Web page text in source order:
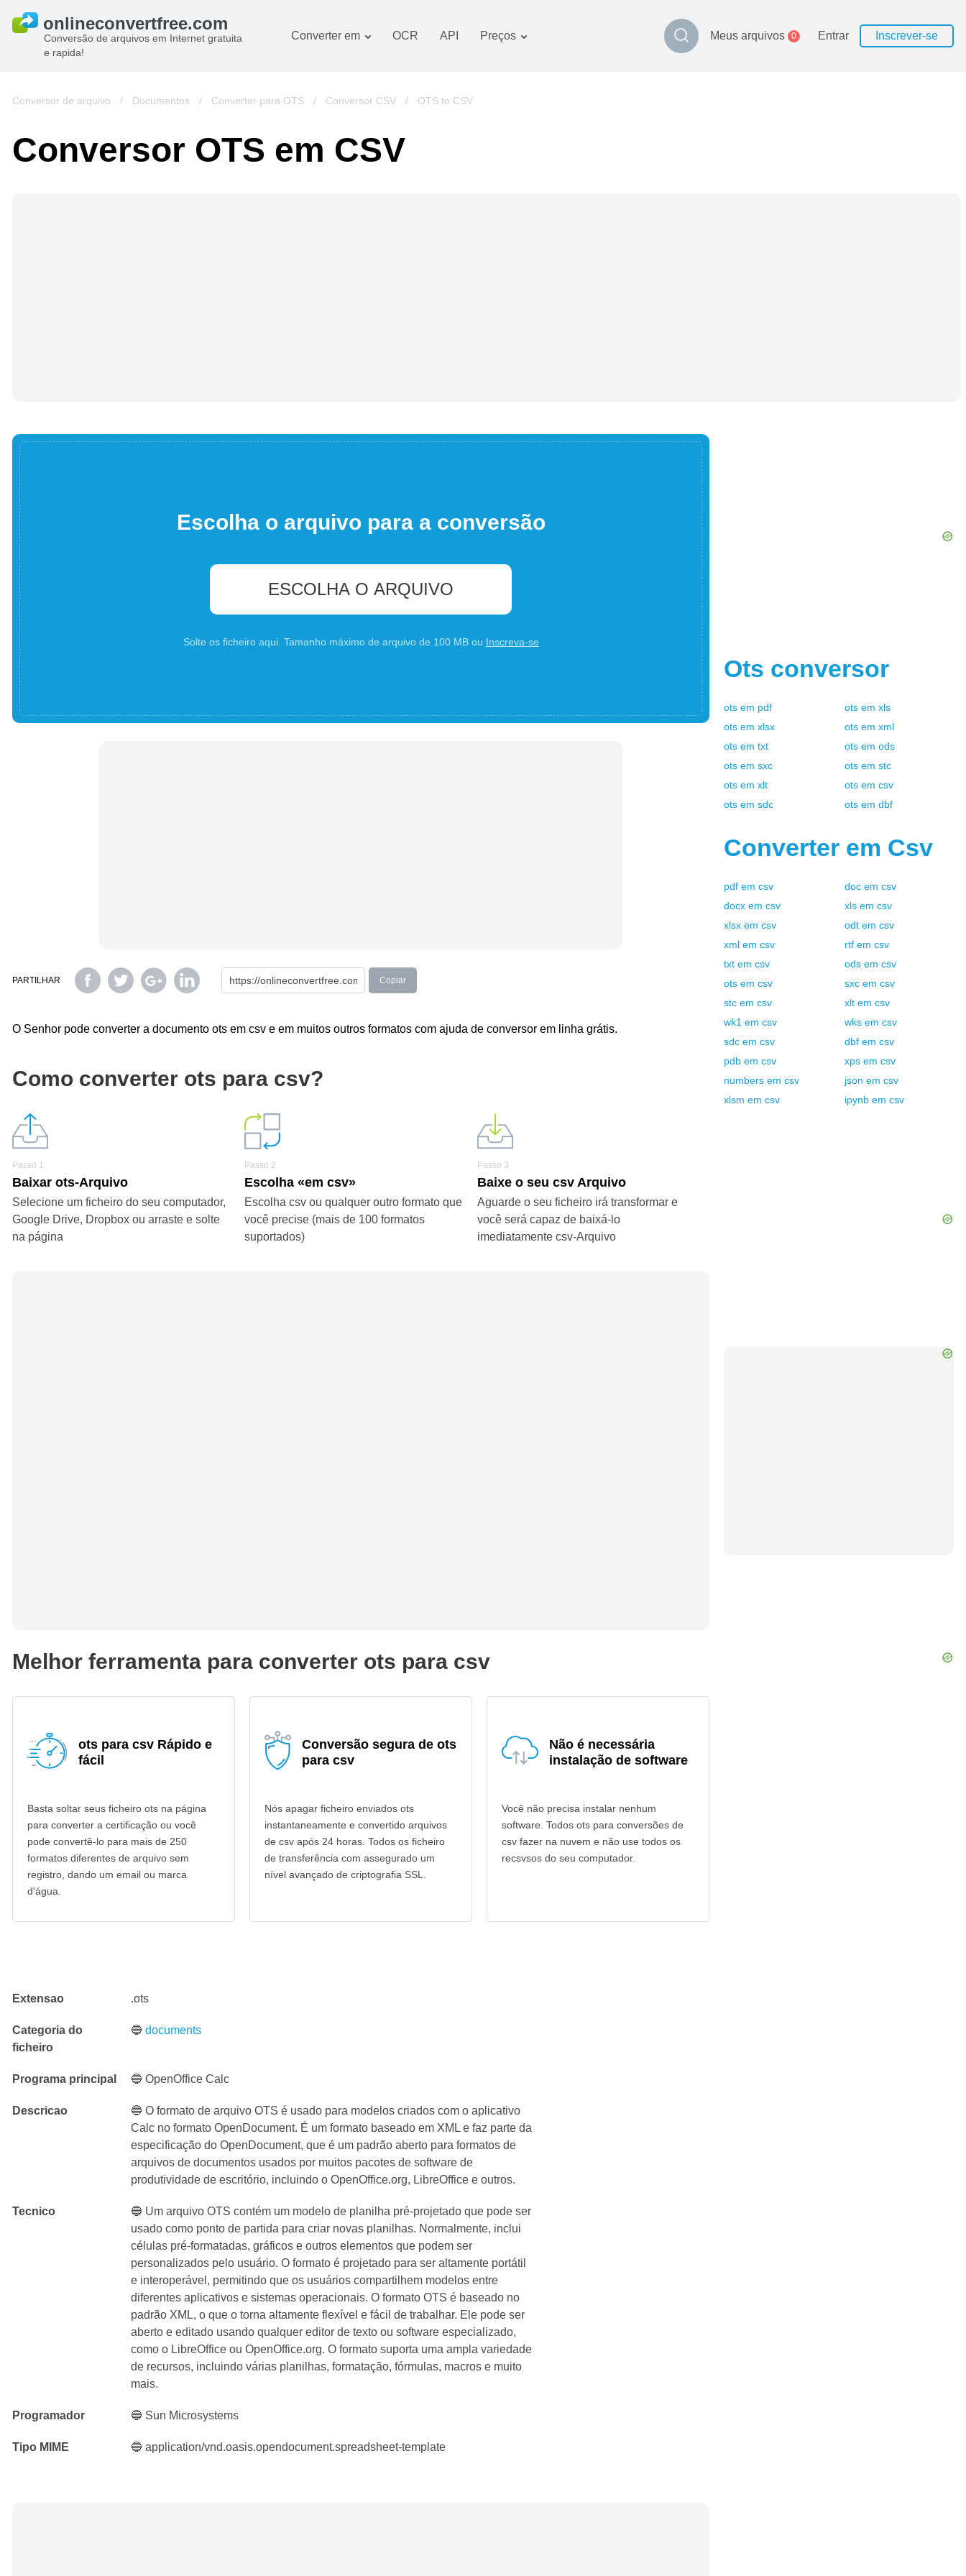
Conversão de arquivos em Internet gratuita
e rapida!
Converter em
Imagem conversor
Books conversor
OCR API Preços Meus arquivos 0 Entrar Inscrever-se
Conversor de arquivo / Documentos / Converter para OTS / Conversor CSV / OTS to CSV
Conversor OTS em CSV
Escolha o arquivo para a conversão
ESCOLHA O ARQUIVO
Solte os ficheiro aqui. Tamanho máximo de arquivo de 100 MB ou Inscreva-se
PARTILHAR Copiar
O Senhor pode converter a documento ots em csv e em muitos outros formatos com ajuda de conversor em linha grátis.
Como converter ots para csv?
Passo 1
Baixar ots-Arquivo
Selecione um ficheiro do seu computador,
Google Drive, Dropbox ou arraste e solte
na página
Passo 2
Escolha «em csv»
Escolha csv ou qualquer outro formato que
você precise (mais de 100 formatos
suportados)
Passo 3
Baixe o seu csv Arquivo
Aguarde o seu ficheiro irá transformar e
você será capaz de baixá-lo
imediatamente csv-Arquivo
Melhor ferramenta para converter ots para csv
ots para csv Rápido e
fácil
Basta soltar seus ficheiro ots na página
para converter a certificação ou você
pode convertê-lo para mais de 250
formatos diferentes de arquivo sem
registro, dando um email ou marca
d'água.
Conversão segura de ots
para csv
Nós apagar ficheiro enviados ots
instantaneamente e convertido arquivos
de csv após 24 horas. Todos os ficheiro
de transferência com assegurado um
nível avançado de criptografia SSL.
Não é necessária
instalação de software
Você não precisa instalar nenhum
software. Todos ots para conversões de
csv fazer na nuvem e não use todos os
recsvsos do seu computador.
Extensao .ots
Categoria do
ficheiro
🔵documents
Programa principal 🔵 OpenOffice Calc
Descricao
🔵 O formato de arquivo OTS é usado para modelos criados com o aplicativo
Calc no formato OpenDocument. É um formato baseado em XML e faz parte da
especificação do OpenDocument, que é um padrão aberto para formatos de
arquivos de documentos usados por muitos pacotes de software de
produtividade de escritório, incluindo o OpenOffice.org, LibreOffice e outros.
Tecnico
🔵 Um arquivo OTS contém um modelo de planilha pré-projetado que pode ser
usado como ponto de partida para criar novas planilhas. Normalmente, inclui
células pré-formatadas, gráficos e outros elementos que podem ser
personalizados pelo usuário. O formato é projetado para ser altamente portátil
e interoperável, permitindo que os usuários compartilhem modelos entre
diferentes aplicativos e sistemas operacionais. O formato OTS é baseado no
padrão XML, o que o torna altamente flexível e fácil de trabalhar. Ele pode ser
aberto e editado usando qualquer editor de texto ou software especializado,
como o LibreOffice ou OpenOffice.org. O formato suporta uma ampla variedade
de recursos, incluindo várias planilhas, formatação, fórmulas, macros e muito
mais.
Programador 🔵 Sun Microsystems
Tipo MIME 🔵 application/vnd.oasis.opendocument.spreadsheet-template
Ots conversor
ots em pdf ots em xls
ots em xlsx ots em xml
ots em txt ots em ods
ots em sxc ots em stc
ots em xlt ots em csv
ots em sdc ots em dbf
Converter em Csv
pdf em csv doc em csv
docx em csv xls em csv
xlsx em csv odt em csv
xml em csv rtf em csv
txt em csv ods em csv
ots em csv sxc em csv
stc em csv xlt em csv
wk1 em csv wks em csv
sdc em csv dbf em csv
pdb em csv xps em csv
numbers em csv json em csv
xlsm em csv ipynb em csv